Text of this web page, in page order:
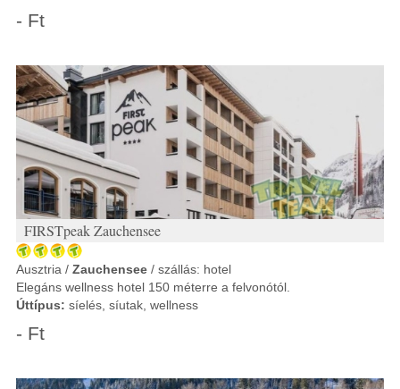
- Ft
FIRSTpeak Zauchensee
Ausztria / Zauchensee / szállás: hotel
Elegáns wellness hotel 150 méterre a felvonótól.
Úttípus: síelés, síutak, wellness
- Ft